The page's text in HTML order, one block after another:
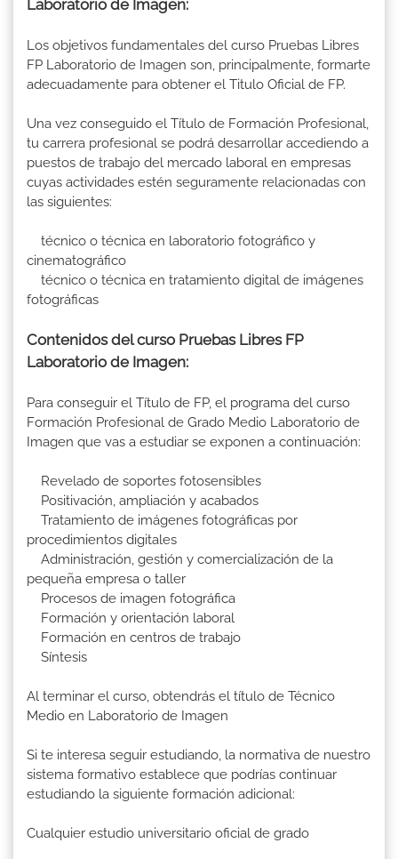
Laboratorio de Imagen:
Los objetivos fundamentales del curso Pruebas Libres
FP Laboratorio de Imagen son, principalmente, formarte
adecuadamente para obtener el Titulo Oficial de FP.
Una vez conseguido el Título de Formación Profesional,
tu carrera profesional se podrá desarrollar accediendo a
puestos de trabajo del mercado laboral en empresas
cuyas actividades estén seguramente relacionadas con
las siguientes:
técnico o técnica en laboratorio fotográfico y
cinematográfico
técnico o técnica en tratamiento digital de imágenes
fotográficas
Contenidos del curso Pruebas Libres FP
Laboratorio de Imagen:
Para conseguir el Título de FP, el programa del curso
Formación Profesional de Grado Medio Laboratorio de
Imagen que vas a estudiar se exponen a continuación:
Revelado de soportes fotosensibles
Positivación, ampliación y acabados
Tratamiento de imágenes fotográficas por
procedimientos digitales
Administración, gestión y comercialización de la
pequeña empresa o taller
Procesos de imagen fotográfica
Formación y orientación laboral
Formación en centros de trabajo
Síntesis
Al terminar el curso, obtendrás el título de Técnico
Medio en Laboratorio de Imagen
Si te interesa seguir estudiando, la normativa de nuestro
sistema formativo establece que podrías continuar
estudiando la siguiente formación adicional:
Cualquier estudio universitario oficial de grado